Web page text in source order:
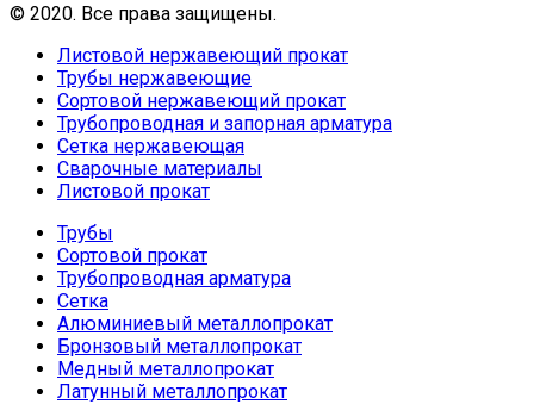
© 2020. Все права защищены.
Листовой нержавеющий прокат
Трубы нержавеющие
Сортовой нержавеющий прокат
Трубопроводная и запорная арматура
Сетка нержавеющая
Сварочные материалы
Листовой прокат
Трубы
Сортовой прокат
Трубопроводная арматура
Сетка
Алюминиевый металлопрокат
Бронзовый металлопрокат
Медный металлопрокат
Латунный металлопрокат